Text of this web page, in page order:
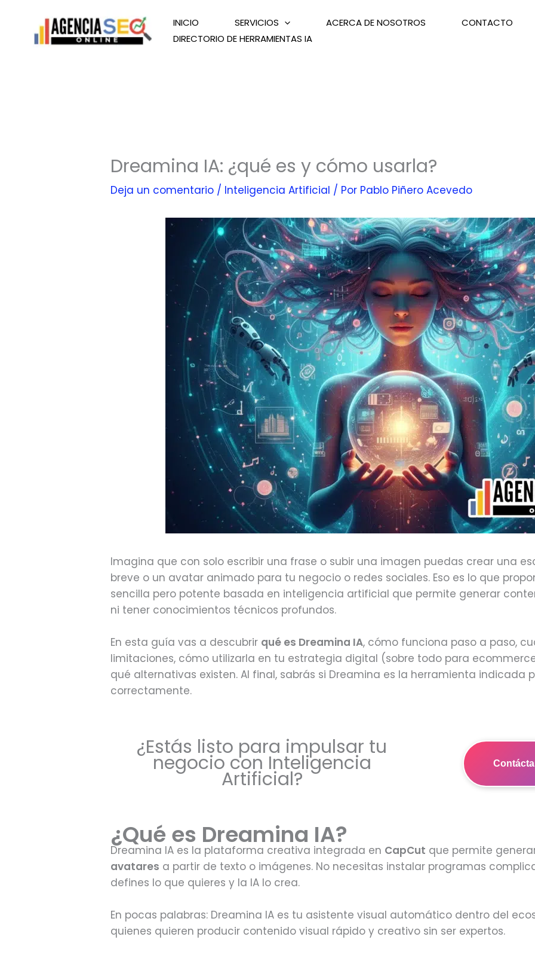
contenido
INICIO SERVICIOS ACERCA DE NOSOTROS CONTACTO
DIRECTORIO DE HERRAMIENTAS IA
Dreamina IA: ¿qué es y cómo usarla?
Deja un comentario / Inteligencia Artificial / Por Pablo Piñero Acevedo
Imagina que con solo escribir una frase o subir una imagen puedas crear una
breve o un avatar animado para tu negocio o redes sociales. Eso es lo que
sencilla pero potente basada en inteligencia artificial que permite generar
ni tener conocimientos técnicos profundos.
En esta guía vas a descubrir qué es Dreamina IA, cómo funciona paso a paso,
limitaciones, cómo utilizarla en tu estrategia digital (sobre todo para
qué alternativas existen. Al final, sabrás si Dreamina es la herramienta indicada
correctamente.
¿Estás listo para impulsar tu
negocio con Inteligencia
Artificial?
¿Qué es Dreamina IA?
Dreamina IA es la plataforma creativa integrada en CapCut que permite
avatares a partir de texto o imágenes. No necesitas instalar programas
defines lo que quieres y la IA lo crea.
En pocas palabras: Dreamina IA es tu asistente visual automático dentro del
quienes quieren producir contenido visual rápido y creativo sin ser expertos.